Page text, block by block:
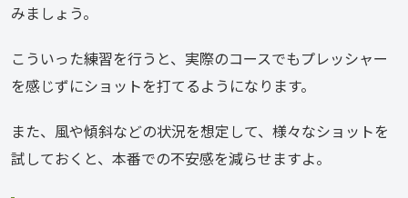
みましょう。
こういった練習を行うと、実際のコースでもプレッシャー
を感じずにショットを打てるようになります。
また、風や傾斜などの状況を想定して、様々なショットを
試しておくと、本番での不安感を減らせますよ。